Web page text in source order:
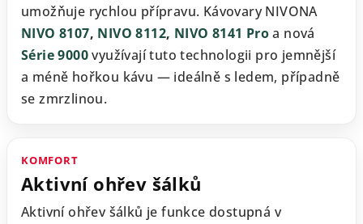
umožňuje rychlou přípravu. Kávovary NIVONA
NIVO 8107, NIVO 8112, NIVO 8141 Proa nová
Série 9000využívají tuto technologii pro jemnější
a méně hořkou kávu — ideálně s ledem, případně
se zmrzlinou.
KOMFORT
Aktivní ohřev šálků
Aktivní ohřev šálků je funkce dostupná v